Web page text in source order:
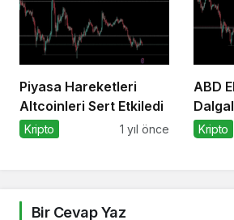
Piyasa Hareketleri
Altcoinleri Sert Etkiledi
Kripto 1 yıl önce
ABD
Kripto
Bir Cevap Yaz